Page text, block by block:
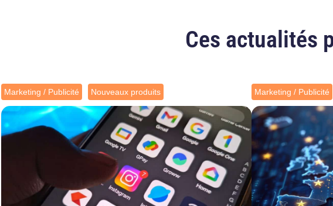
Ces actualités
Marketing / Publicité Nouveaux produits Marketing / Publicité